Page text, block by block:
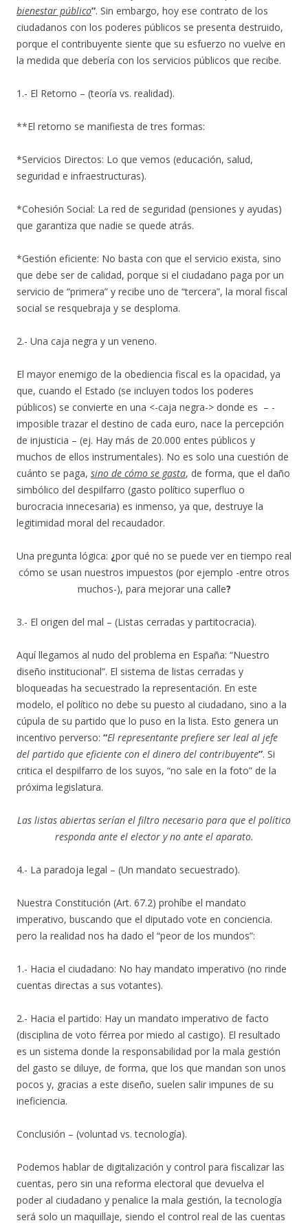
bienestar público”. Sin embargo, hoy ese contrato de los
ciudadanos con los poderes públicos se presenta destruido,
porque el contribuyente siente que su esfuerzo no vuelve en
la medida que debería con los servicios públicos que recibe.
1.- El Retorno – (teoría vs. realidad).
**El retorno se manifiesta de tres formas:
*Servicios Directos: Lo que vemos (educación, salud,
seguridad e infraestructuras).
*Cohesión Social: La red de seguridad (pensiones y ayudas)
que garantiza que nadie se quede atrás.
*Gestión eficiente: No basta con que el servicio exista, sino
que debe ser de calidad, porque si el ciudadano paga por un
servicio de “primera” y recibe uno de “tercera”, la moral fiscal
social se resquebraja y se desploma.
2.- Una caja negra y un veneno.
El mayor enemigo de la obediencia fiscal es la opacidad, ya
que, cuando el Estado (se incluyen todos los poderes
públicos) se convierte en una <-caja negra-> donde es – -
imposible trazar el destino de cada euro, nace la percepción
de injusticia – (ej. Hay más de 20.000 entes públicos y
muchos de ellos instrumentales). No es solo una cuestión de
cuánto se paga, sino de cómo se gasta, de forma, que el daño
simbólico del despilfarro (gasto político superfluo o
burocracia innecesaria) es inmenso, ya que, destruye la
legitimidad moral del recaudador.
Una pregunta lógica: ¿por qué no se puede ver en tiempo real
cómo se usan nuestros impuestos (por ejemplo -entre otros
muchos-), para mejorar una calle?
3.- El origen del mal – (Listas cerradas y partitocracia).
Aquí llegamos al nudo del problema en España: “Nuestro
diseño institucional”. El sistema de listas cerradas y
bloqueadas ha secuestrado la representación. En este
modelo, el político no debe su puesto al ciudadano, sino a la
cúpula de su partido que lo puso en la lista. Esto genera un
incentivo perverso: “El representante prefiere ser leal al jefe
del partido que eficiente con el dinero del contribuyente”. Si
critica el despilfarro de los suyos, “no sale en la foto” de la
próxima legislatura.
Las listas abiertas serían el filtro necesario para que el político
responda ante el elector y no ante el aparato.
4.- La paradoja legal – (Un mandato secuestrado).
Nuestra Constitución (Art. 67.2) prohíbe el mandato
imperativo, buscando que el diputado vote en conciencia.
pero la realidad nos ha dado el “peor de los mundos”:
1.- Hacia el ciudadano: No hay mandato imperativo (no rinde
cuentas directas a sus votantes).
2.- Hacia el partido: Hay un mandato imperativo de facto
(disciplina de voto férrea por miedo al castigo). El resultado
es un sistema donde la responsabilidad por la mala gestión
del gasto se diluye, de forma, que los que mandan son unos
pocos y, gracias a este diseño, suelen salir impunes de su
ineficiencia.
Conclusión – (voluntad vs. tecnología).
Podemos hablar de digitalización y control para fiscalizar las
cuentas, pero sin una reforma electoral que devuelva el
poder al ciudadano y penalice la mala gestión, la tecnología
será solo un maquillaje, siendo el control real de las cuentas